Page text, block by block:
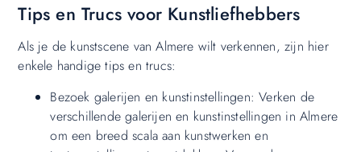
Tips en Trucs voor Kunstliefhebbers
Als je de kunstscene van Almere wilt verkennen, zijn hier
enkele handige tips en trucs:
Bezoek galerijen en kunstinstellingen: Verken de
verschillende galerijen en kunstinstellingen in Almere
om een breed scala aan kunstwerken en